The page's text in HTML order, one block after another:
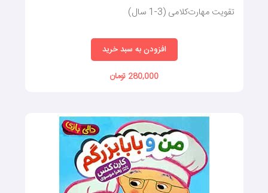
تقویت مهارت‌کلامی (3-1 سال)
افزودن به سبد خرید
280,000 تومان